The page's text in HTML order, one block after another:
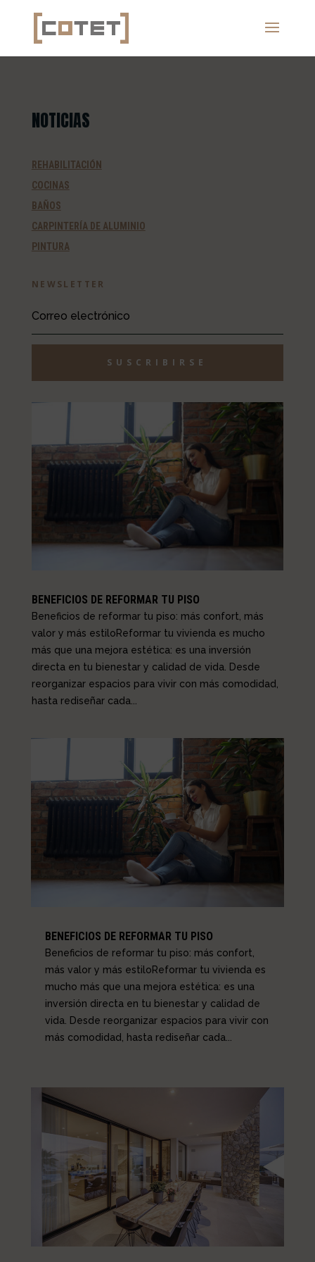
NOTICIAS
REHABILITACIÓN
COCINAS
BAÑOS
CARPINTERÍA DE ALUMINIO
PINTURA
NEWSLETTER
SUSCRIBIRSE
BENEFICIOS DE REFORMAR TU PISO
Beneficios de reformar tu piso: más confort, más
valor y más estiloReformar tu vivienda es mucho
más que una mejora estética: es una inversión
directa en tu bienestar y calidad de vida. Desde
reorganizar espacios para vivir con más comodidad,
hasta rediseñar cada...
BENEFICIOS DE REFORMAR TU PISO
Beneficios de reformar tu piso: más confort,
más valor y más estiloReformar tu vivienda es
mucho más que una mejora estética: es una
inversión directa en tu bienestar y calidad de
vida. Desde reorganizar espacios para vivir con
más comodidad, hasta rediseñar cada...